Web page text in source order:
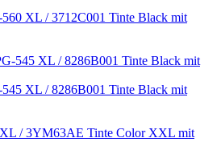
XL / 3712C001 Tinte Black mit
XL / 8286B001 Tinte Black mit